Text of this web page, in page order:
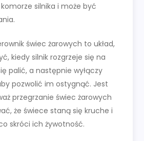
silnika i może być
świec żarowych to układ,
kiedy silnik rozgrzeje się na
palić, a następnie wyłączy
pozwolić im ostygnąć. Jest
przegrzanie świec żarowych
że świece staną się kruche i
skróci ich żywotność.